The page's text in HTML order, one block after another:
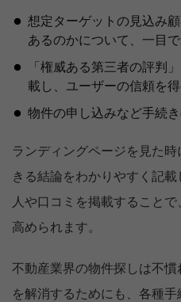
想定ターゲットの見込み
あるのかについて、一目
「権威ある第三者の評判
載し、ユーザーの信頼を
物件の申し込みなど手続
ランディングページを見た
きる結論をわかりやすく記
人や口コミを掲載すること
高められます。
不動産業界の物件探しは不
を解消するためにも、各種